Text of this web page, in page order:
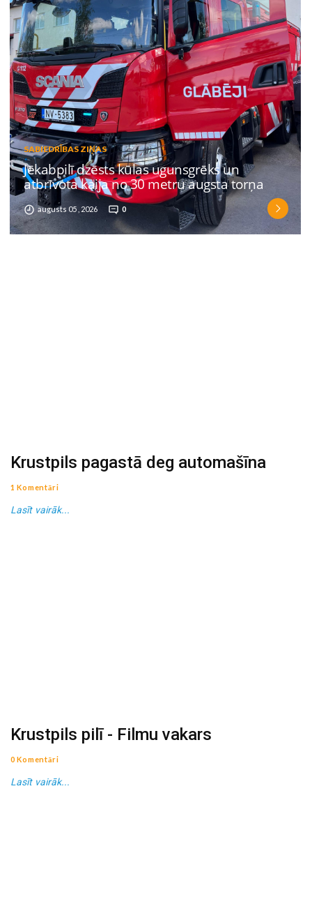
SABIEDRĪBAS ZIŅAS
Jēkabpilī dzēsts kūlas ugunsgrēks un
atbrīvota kaija no 30 metru augsta torņa
augusts 05 , 2026 0
Krustpils pagastā deg automašīna
1 Komentāri
Lasīt vairāk...
Krustpils pilī - Filmu vakars
0 Komentāri
Lasīt vairāk...